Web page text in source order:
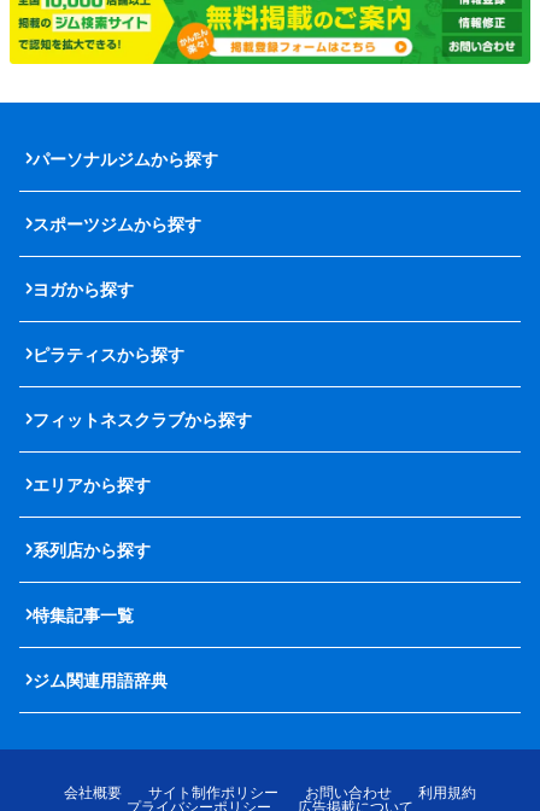
パーソナルジムから探す
スポーツジムから探す
ヨガから探す
ピラティスから探す
フィットネスクラブから探す
エリアから探す
系列店から探す
特集記事一覧
ジム関連用語辞典
会社概要 サイト制作ポリシー お問い合わせ
利用規約
プライバシーポリシー
広告掲載について